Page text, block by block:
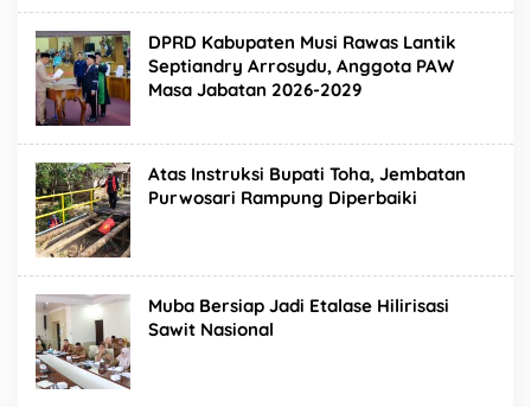
DPRD Kabupaten Musi Rawas Lantik
Septiandry Arrosydu, Anggota PAW
Masa Jabatan 2026-2029
Atas Instruksi Bupati Toha, Jembatan
Purwosari Rampung Diperbaiki
Muba Bersiap Jadi Etalase Hilirisasi
Sawit Nasional